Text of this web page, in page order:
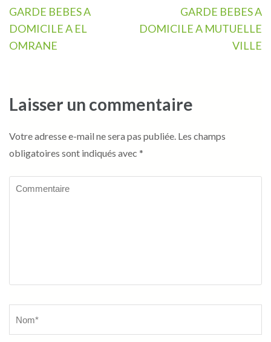
Navigation
de
l’article
GARDE BEBES A
DOMICILE A EL
OMRANE
GARDE BEBES A
DOMICILE A MUTUELLE
VILLE
Laisser un commentaire
Votre adresse e-mail ne sera pas publiée. Les champs
obligatoires sont indiqués avec *
Commentaire